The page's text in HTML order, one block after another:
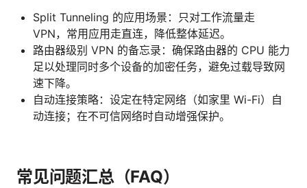
Split Tunneling 的应用场景：只对工作流量走
VPN，常用应用走直连，降低整体延迟。
路由器级别 VPN 的备忘录：确保路由器的 CPU 能力
足以处理同时多个设备的加密任务，避免过载导致网
速下降。
自动连接策略：设定在特定网络（如家里 Wi-Fi）自
动连接；在不可信网络时自动增强保护。
常见问题汇总（FAQ）